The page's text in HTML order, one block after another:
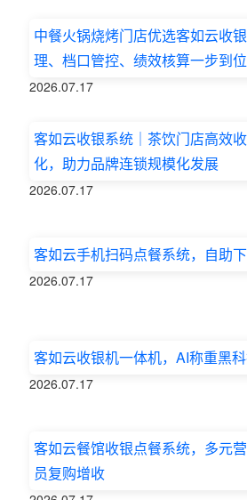
中餐火锅烧烤门店优选客如云收
理、档口管控、绩效核算一步到位
2026.07.17
客如云收银系统｜茶饮门店高效
化，助力品牌连锁规模化发展
2026.07.17
客如云手机扫码点餐系统，自助
2026.07.17
客如云收银机一体机，AI称重黑
2026.07.17
客如云餐馆收银点餐系统，多元
员复购增收